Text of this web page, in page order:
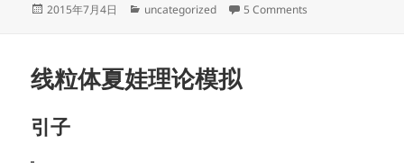
Posted
2015年7月4日 Categories
uncategorized 5 Comments
线粒体夏娃理论模拟
引子